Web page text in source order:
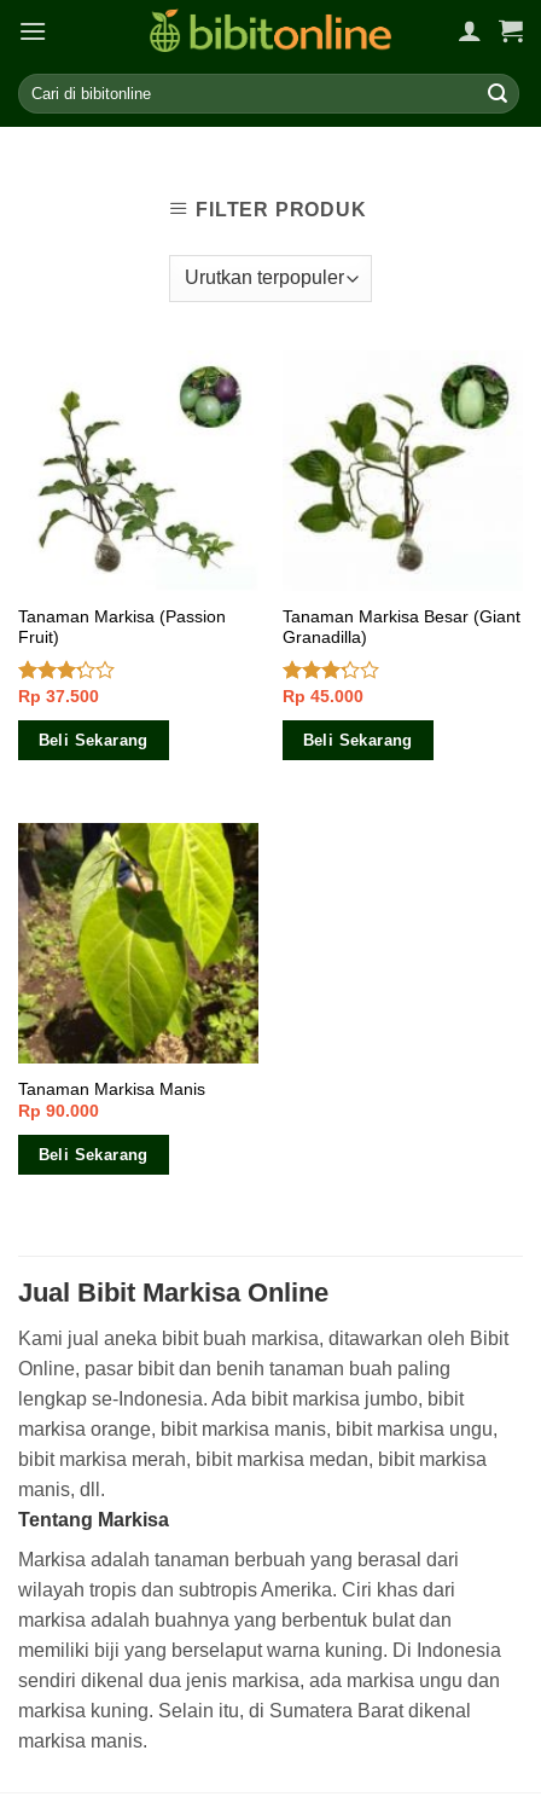
content
FILTER PRODUK
Tanaman Markisa (Passion
Fruit)
Dinilai
3.00
dari 5
Rp 37.500
Beli Sekarang
Tanaman Markisa Besar (Giant
Granadilla)
Dinilai
3.00
dari 5
Rp 45.000
Beli Sekarang
Tanaman Markisa Manis
Rp 90.000
Beli Sekarang
Jual Bibit Markisa Online
Kami jual aneka bibit buah markisa, ditawarkan oleh Bibit
Online, pasar bibit dan benih tanaman buah paling
lengkap se-Indonesia. Ada bibit markisa jumbo, bibit
markisa orange, bibit markisa manis, bibit markisa ungu,
bibit markisa merah, bibit markisa medan, bibit markisa
manis, dll.
Tentang Markisa
Markisa adalah tanaman berbuah yang berasal dari
wilayah tropis dan subtropis Amerika. Ciri khas dari
markisa adalah buahnya yang berbentuk bulat dan
memiliki biji yang berselaput warna kuning. Di Indonesia
sendiri dikenal dua jenis markisa, ada markisa ungu dan
markisa kuning. Selain itu, di Sumatera Barat dikenal
markisa manis.